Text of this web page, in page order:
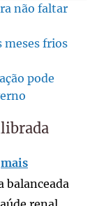
não faltar
meses frios
pode
mais
balanceada